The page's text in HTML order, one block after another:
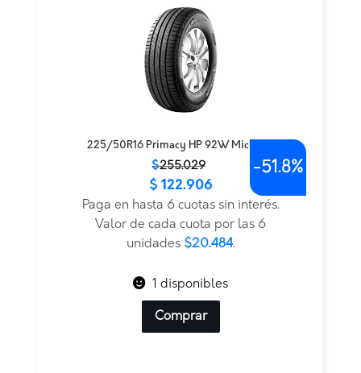
225/50R16 Primacy HP 92W Michelin
$255.029
original
$255.029.
actual
$ 122.906
Paga en hasta 6 cuotas sin interés.
Valor de cada cuota por las 6
unidades $20.484.
-51.8%
1 disponibles
Comprar